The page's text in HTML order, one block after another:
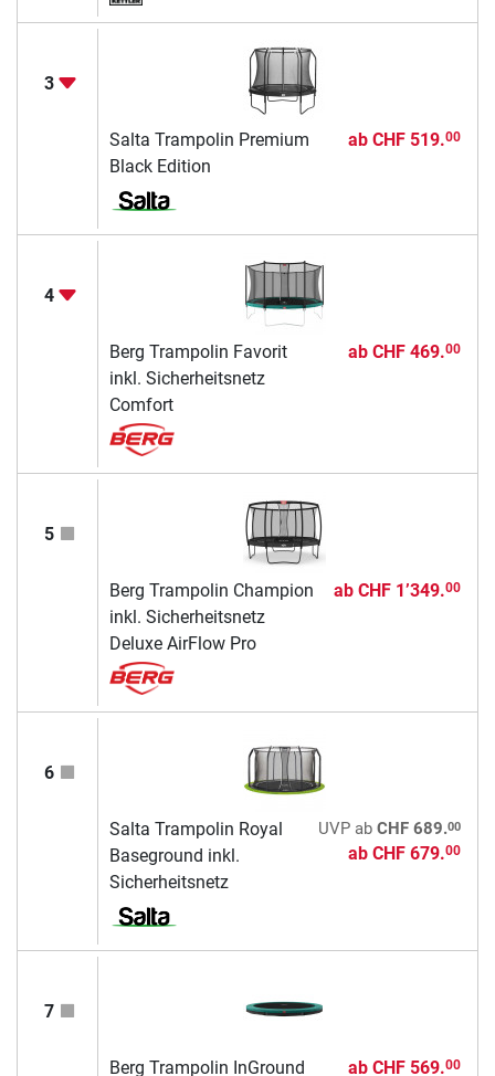
3
Salta Trampolin Premium
Black Edition
ab CHF 519.00
4
Berg Trampolin Favorit
inkl. Sicherheitsnetz
Comfort
ab CHF 469.00
5
Berg Trampolin Champion
inkl. Sicherheitsnetz
Deluxe AirFlow Pro
ab CHF 1’349.00
6
Salta Trampolin Royal
Baseground inkl.
Sicherheitsnetz
UVPab CHF 689.00
ab CHF 679.00
7
Berg Trampolin InGround
ab CHF 569.00